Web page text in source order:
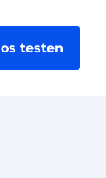
testen